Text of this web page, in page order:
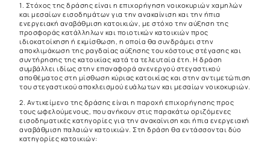
1. Στόχος της δράσης είναι η επιχορήγηση νοικοκυριών χαμηλών
και μεσαίων εισοδημάτων για την ανακαίνιση και την ήπια
ενεργειακή αναβάθμιση κατοικιών, με στόχο την αύξηση της
προσφοράς κατάλληλων και ποιοτικών κατοικιών προς
ιδιοκατοίκηση ή εκμίσθωση, η οποία θα συνδράμει στην
αποκλιμάκωση της ραγδαίας αύξησης του κόστους στέγασης και
συντήρησης της κατοικίας κατά τα τελευταία έτη. Η δράση
συμβάλλει ιδίως στην επαναφορά ανενεργού στεγαστικού
αποθέματος στη μίσθωση κύριας κατοικίας και στην αντιμετώπιση
του στεγαστικού αποκλεισμού ευάλωτων και μεσαίων νοικοκυριών.
2. Αντικείμενο της δράσης είναι η παροχή επιχορήγησης προς
τους ωφελούμενους, που ανήκουν στις παρακάτω οριζόμενες
εισοδηματικές κατηγορίες για την ανακαίνιση και ήπια ενεργειακή
αναβάθμιση παλαιών κατοικιών. Στη δράση θα εντάσσονται δύο
κατηγορίες κατοικιών: